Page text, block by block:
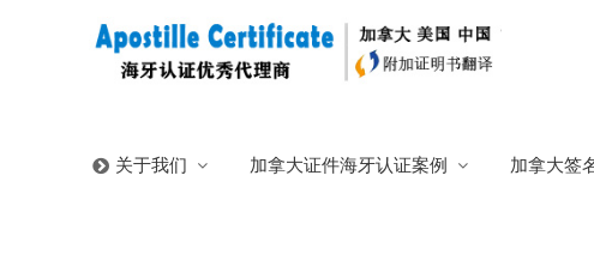
关于我们 加拿大证件海牙认证案例 加拿大签